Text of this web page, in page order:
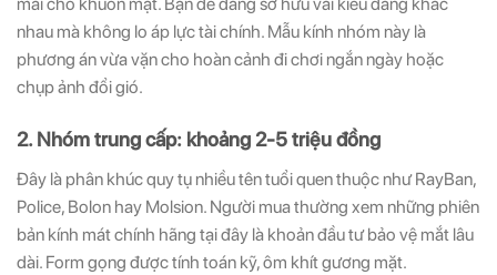
nhau mà không lo áp lực tài chính. Mẫu kính nhóm này là
phương án vừa vặn cho hoàn cảnh đi chơi ngắn ngày hoặc
chụp ảnh đổi gió.
2. Nhóm trung cấp: khoảng 2-5 triệu đồng
Đây là phân khúc quy tụ nhiều tên tuổi quen thuộc như RayBan,
Police, Bolon hay Molsion. Người mua thường xem những phiên
bản kính mát chính hãng tại đây là khoản đầu tư bảo vệ mắt lâu
dài. Form gọng được tính toán kỹ, ôm khít gương mặt.